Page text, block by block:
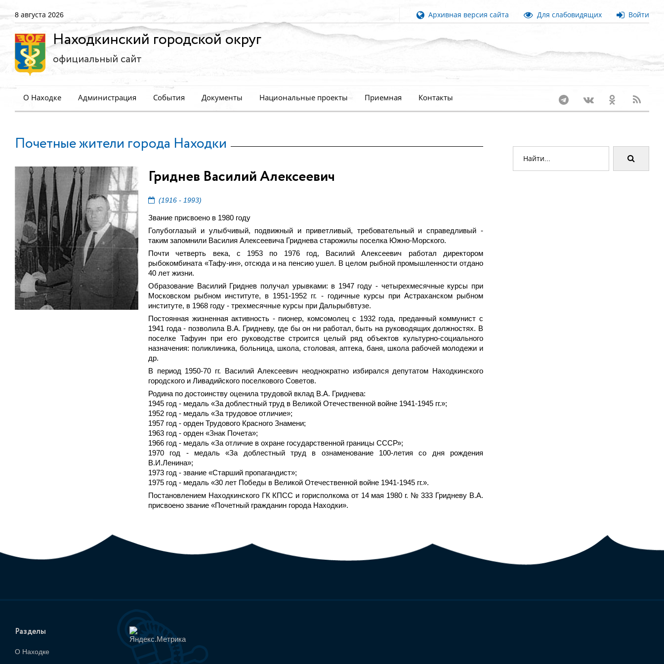
8 августа 2026 Архивная версия сайта Для слабовидящих Войти
Находкинский городской округ
официальный сайт
О Находке Администрация События Документы Национальные проекты Приемная Контакты
Почетные жители города Находки
Гриднев Василий Алексеевич
(1916 - 1993)
Звание присвоено в 1980 году
Голубоглазый и улыбчивый, подвижный и приветливый, требовательный и справедливый -
таким запомнили Василия Алексеевича Гриднева старожилы поселка Южно-Морского.
Почти четверть века, с 1953 по 1976 год, Василий Алексеевич работал директором
рыбокомбината «Тафу-ин», отсюда и на пенсию ушел. В целом рыбной промышленности отдано
40 лет жизни.
Образование Василий Гриднев получал урывками: в 1947 году - четырехмесячные курсы при
Московском рыбном институте, в 1951-1952 гг. - годичные курсы при Астраханском рыбном
институте, в 1968 году - трехмесячные курсы при Дальрыбвтузе.
Постоянная жизненная активность - пионер, комсомолец с 1932 года, преданный коммунист с
1941 года - позволила В.А. Гридневу, где бы он ни работал, быть на руководящих должностях. В
поселке Тафуин при его руководстве строится целый ряд объектов культурно-социального
назначения: поликлиника, больница, школа, столовая, аптека, баня, школа рабочей молодежи и
др.
В период 1950-70 гг. Василий Алексеевич неоднократно избирался депутатом Находкинского
городского и Ливадийского поселкового Советов.
Родина по достоинству оценила трудовой вклад В.А. Гриднева:
1945 год - медаль «За доблестный труд в Великой Отечественной войне 1941-1945 гг.»;
1952 год - медаль «За трудовое отличие»;
1957 год - орден Трудового Красного Знамени;
1963 год - орден «Знак Почета»;
1966 год - медаль «За отличие в охране государственной границы СССР»;
1970 год - медаль «За доблестный труд в ознаменование 100-летия со дня рождения
В.И.Ленина»;
1973 год - звание «Старший пропагандист»;
1975 год - медаль «30 лет Победы в Великой Отечественной войне 1941-1945 гг.».
Постановлением Находкинского ГК КПСС и горисполкома от 14 мая 1980 г. № 333 Гридневу В.А.
присвоено звание «Почетный гражданин города Находки».
Разделы
О Находке